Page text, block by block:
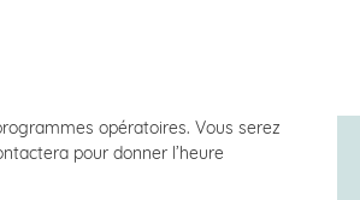
opératoires. Vous serez
pour donner l’heure